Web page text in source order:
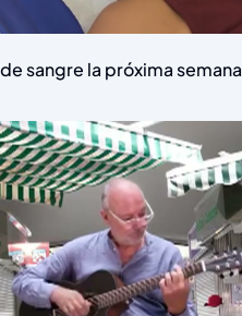
sangre la próxima semana